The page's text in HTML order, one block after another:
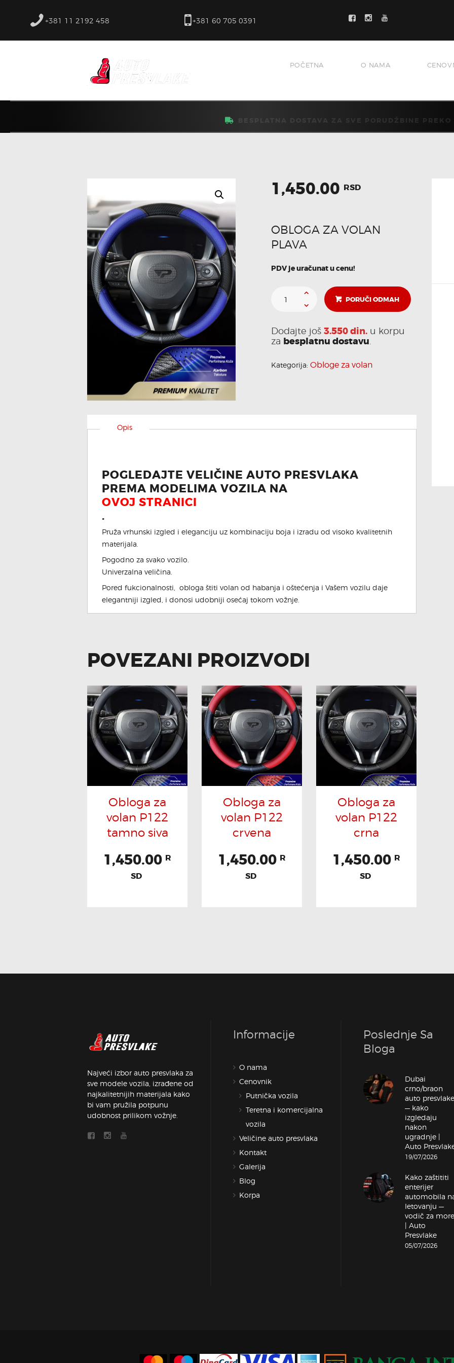
+381 11 2192 458 +381 60 705 0391
POČETNA O NAMA
BESPLATNA DOSTAVA ZA SVE PORUDŽBINE PREKO
GALERIJA
1,450.00 RSD
OBLOGA ZA VOLAN
PLAVA
PDV je uračunat u cenu!
PORUČI ODMAH
Dodajte još 3.550 din.u korpu
za besplatnu dostavu.
Kategorija: Obloge za volan
Opis
POGLEDAJTE VELIČINE AUTO PRESVLAKA
PREMA MODELIMA VOZILA NA
OVOJ STRANICI
.
Pruža vrhunski izgled i eleganciju uz kombinaciju boja i izradu od visoko kvalitetnih
materijala.
Pogodno za svako vozilo.
Univerzalna veličina.
Pored fukcionalnosti, obloga štiti volan od habanja i oštećenja i Vašem vozilu daje
elegantniji izgled, i donosi udobniji osećaj tokom vožnje.
POVEZANI PROIZVODI
Obloga za
volan P122
tamno siva
1,450.00 R
SD
Obloga za
volan P122
crvena
1,450.00 R
SD
Obloga za
volan P122
crna
1,450.00 R
SD
PRETRAGA
Najveći izbor auto presvlaka za
sve modele vozila, izrađene od
najkalitetnijih materijala kako
bi vam pružila potpunu
udobnost prilikom vožnje.
Informacije
O nama
Cenovnik
Putnička vozila
Teretna i komercijalna
vozila
Veličine auto presvlaka
Kontakt
Galerija
Blog
Korpa
Poslednje Sa
Bloga
Dubai
crno/braon
auto presvlake
— kako
izgledaju
nakon
ugradnje |
Auto
19/07/2026
Kako zaštititi
enterijer
automobila
letovanju —
vodič za more
| Auto
Presvlake
05/07/2026